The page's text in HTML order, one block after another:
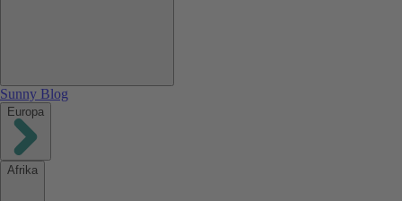
Sunny Blog
Europa
Afrika